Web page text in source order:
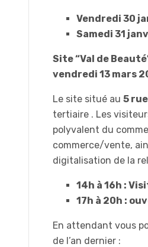
Vendredi 30
Samedi 31
Site “Val de
vendredi 13 mars
Le site situé au 5
tertiaire . Les
polyvalent du
commerce/vente,
digitalisation de la
14h à 16h :
17h à 20h :
En attendant vous
de l’an dernier :